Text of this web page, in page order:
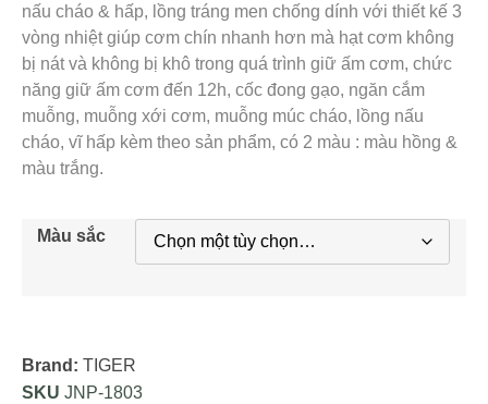
nấu cháo & hấp, lồng tráng men chống dính với thiết kế 3
vòng nhiệt giúp cơm chín nhanh hơn mà hạt cơm không
bị nát và không bị khô trong quá trình giữ ấm cơm, chức
năng giữ ấm cơm đến 12h, cốc đong gạo, ngăn cắm
muỗng, muỗng xới cơm, muỗng múc cháo, lồng nấu
cháo, vĩ hấp kèm theo sản phẩm, có 2 màu : màu hồng &
màu trắng.
Màu sắc
Brand: TIGER
SKU JNP-1803